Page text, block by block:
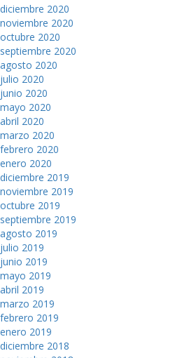
diciembre 2020
noviembre 2020
octubre 2020
septiembre 2020
agosto 2020
julio 2020
junio 2020
mayo 2020
abril 2020
marzo 2020
febrero 2020
enero 2020
diciembre 2019
noviembre 2019
octubre 2019
septiembre 2019
agosto 2019
julio 2019
junio 2019
mayo 2019
abril 2019
marzo 2019
febrero 2019
enero 2019
diciembre 2018